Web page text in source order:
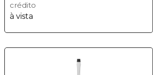
crédito
à vista